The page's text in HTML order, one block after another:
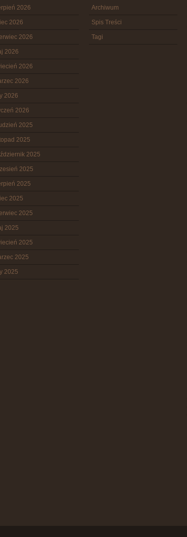
2026
2026
2026
2026
2026
2026
2026
2026
2025
2025
2025
2025
2025
2025
2025
2025
2025
2025
2025
Archiwum
Spis Treści
Tagi